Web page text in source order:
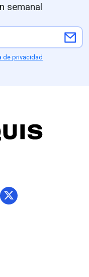
semanal
de privacidad